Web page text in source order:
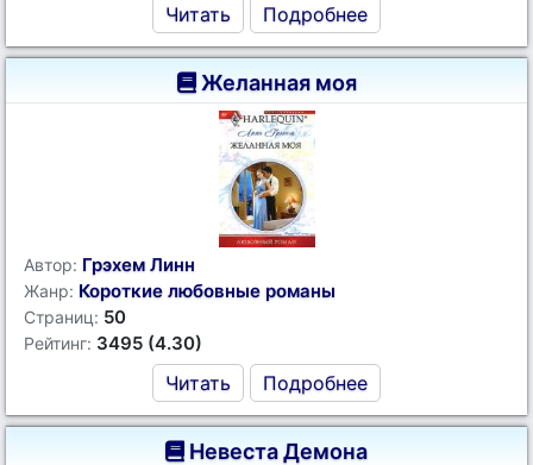
Читать Подробнее
Желанная моя
Автор: Грэхем Линн
Жанр: Короткие любовные романы
Страниц: 50
Рейтинг: 3495 (4.30)
Читать Подробнее
Невеста Демона